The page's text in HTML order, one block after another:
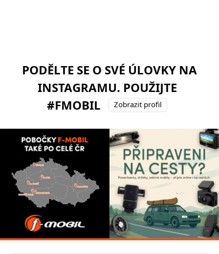
PODĚLTE SE O SVÉ ÚLOVKY NA
INSTAGRAMU. POUŽIJTE
#FMOBIL
Zobrazit profil